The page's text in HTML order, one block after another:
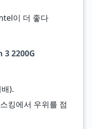
이 더 좋다
3 2200G
).
킹에서 우위를 점